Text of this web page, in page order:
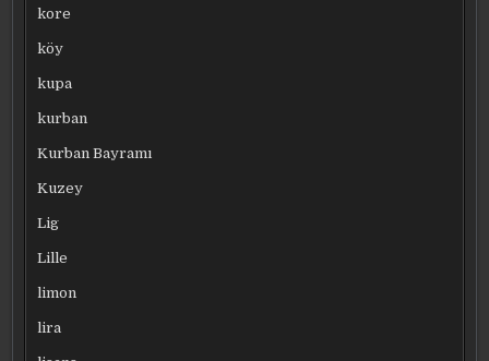
kore
köy
kupa
kurban
Kurban Bayramı
Kuzey
Lig
Lille
limon
lira